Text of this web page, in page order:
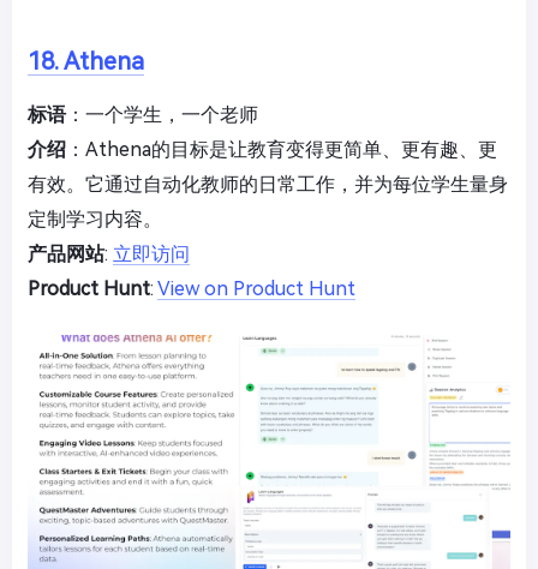
18. Athena
标语：一个学生，一个老师
介绍 ：Athena的目标是让教育变得更简单、更有趣、更
有效。它通过自动化教师的日常工作，并为每位学生量身
定制学习内容。
产品网站: 立即访问
Product Hunt: View on Product Hunt